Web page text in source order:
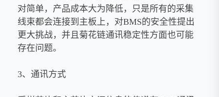
对简单，产品成本大为降低，只是所有的采集
线束都会连接到主板上，对BMS的安全性提出
更大挑战，并且菊花链通讯稳定性方面也可能
存在问题。
3、通讯方式